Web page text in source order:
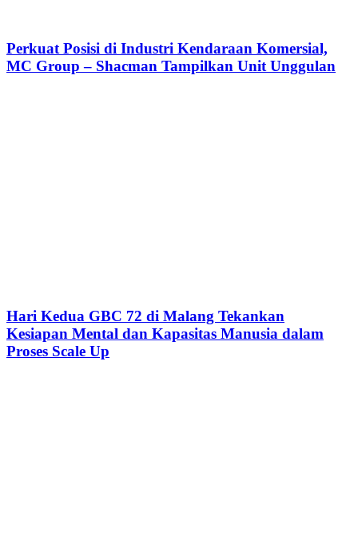
Perkuat Posisi di Industri Kendaraan Komersial,
MC Group – Shacman Tampilkan Unit Unggulan
Hari Kedua GBC 72 di Malang Tekankan
Kesiapan Mental dan Kapasitas Manusia dalam
Proses Scale Up